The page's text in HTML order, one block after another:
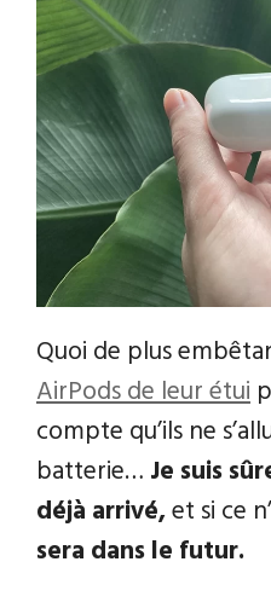
Quoi de plus
AirPods de leur étui
compte qu’ils ne
batterie… Je suis
déjà arrivé,et si ce
sera dans le futur.